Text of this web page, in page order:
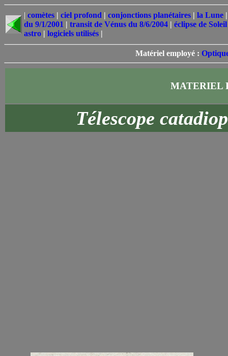
| comètes | ciel profond | conjonctions planétaires | la Lune
du 9/1/2001 | transit de Vénus du 8/6/2004 | éclipse de
astro | logiciels utilisés |
Matériel employé :
MATERIEL
Télescope